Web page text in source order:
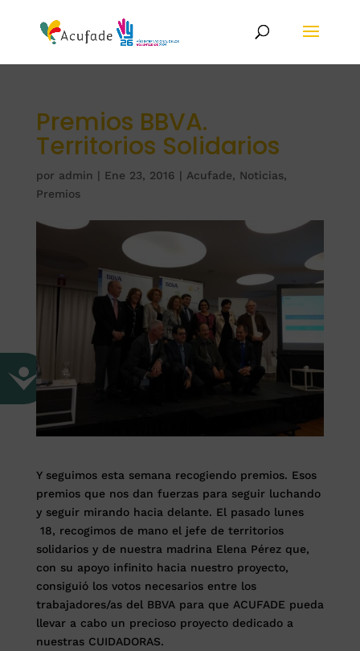
Premios BBVA.
Territorios Solidarios
por admin | Ene 23, 2016 | Acufade, Noticias,
Premios
Y seguimos esta semana recogiendo premios. Esos
premios que nos dan fuerzas para seguir luchando
y seguir mirando hacia delante. El pasado lunes
18, recogimos de mano el jefe de territorios
solidarios y de nuestra madrina Elena Pérez que,
con su apoyo infinito hacia nuestro proyecto,
consiguió los votos necesarios entre los
trabajadores/as del BBVA para que ACUFADE pueda
llevar a cabo un precioso proyecto dedicado a
nuestras CUIDADORAS.